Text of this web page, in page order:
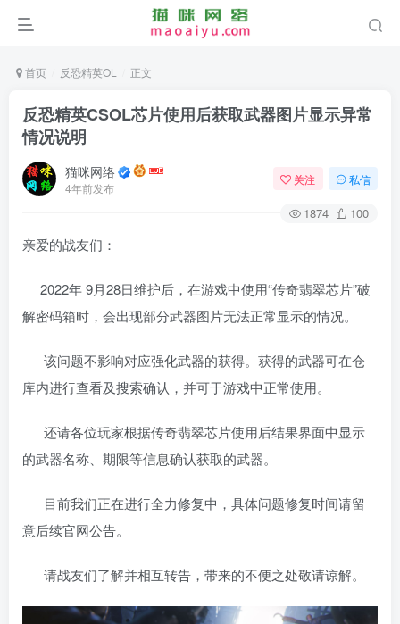
首页 反恐精英OL 正文
反恐精英CSOL芯片使用后获取武器图片显示异常
情况说明
猫咪网络
4年前发布
关注 私信
1874 100
亲爱的战友们：
2022年 9月28日维护后，在游戏中使用“传奇翡翠芯片”破
解密码箱时，会出现部分武器图片无法正常显示的情况。
该问题不影响对应强化武器的获得。获得的武器可在仓
库内进行查看及搜索确认，并可于游戏中正常使用。
还请各位玩家根据传奇翡翠芯片使用后结果界面中显示
的武器名称、期限等信息确认获取的武器。
目前我们正在进行全力修复中，具体问题修复时间请留
意后续官网公告。
请战友们了解并相互转告，带来的不便之处敬请谅解。